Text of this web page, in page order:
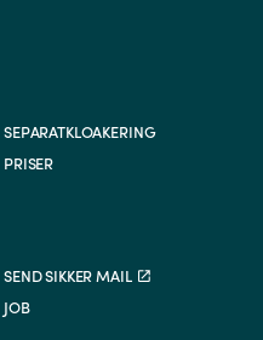
SEPARATKLOAKERING
PRISER
SEND SIKKER MAIL
JOB